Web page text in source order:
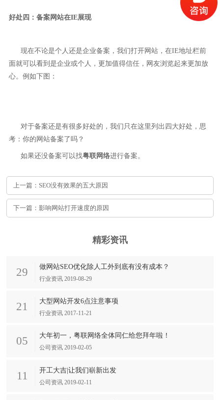
好处四：备案网站在IE展现
现在不论是个人还是企业备案，我们打开网站，在IE地址栏前
面就可以看到是企业或个人，更加值得信任，网友浏览起来更加放
心。例如下图：
对于备案还是有很多好处的，我们只在这里列出四大好处，思
考：你的网站备案了吗？
如果还没备案可以找粤联网络进行备案。
上一篇：SEO没有效果的五大原因
下一篇：影响网站打开速度的原因
精彩资讯
29 做网站SEO优化除人工外到底有没有成本？
行业资讯 2019-08-29
21 大型网站开发6点注意事项
行业资讯 2017-11-21
05 大年初一，粤联网络全体同仁给您拜年啦！
公司资讯 2019-02-05
11 开工大吉|让我们崭新出发
公司资讯 2019-02-11